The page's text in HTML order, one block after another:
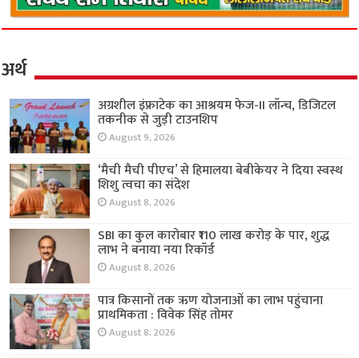
अर्थ
अग्रशील इंफ्राटेक का आश्रयम फेज-II लॉन्च, डिजिटल
तकनीक से जुड़ी टाउनशिप
August 9, 2026
‘मैची मैची पीएच’ से हिमालया बेबीकेयर ने दिया स्वस्थ
शिशु त्वचा का संदेश
August 8, 2026
SBI का कुल कारोबार ₹110 लाख करोड़ के पार, शुद्ध
लाभ ने बनाया नया रिकॉर्ड
August 8, 2026
पात्र किसानों तक ऋण योजनाओं का लाभ पहुंचाना
प्राथमिकता : विवेक सिंह तोमर
August 8, 2026